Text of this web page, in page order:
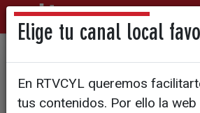
El comercio de
entrega sus
Elige tu canal local
En RTVCYL queremos
tus contenidos. Por ello la